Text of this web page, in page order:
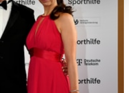
wie Ihre persönlichen Daten
Sie Ihre Präferenzen im
fest.
Inhalte und Anzeigen zu
für soziale Medien anbieten
auf unsere Website zu
wir Informationen zu Ihrer